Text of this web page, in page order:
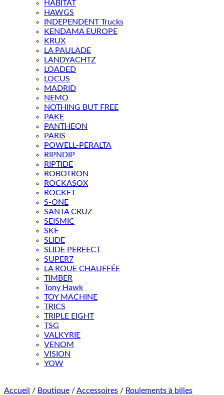
HABITAT
HAWGS
INDEPENDENT Trucks
KENDAMA EUROPE
KRUX
LA PAULADE
LANDYACHTZ
LOADED
LOCUS
MADRID
NEMO
NOTHING BUT FREE
PAKE
PANTHEON
PARIS
POWELL-PERALTA
RIPNDIP
RIPTIDE
ROBOTRON
ROCKASOX
ROCKET
S-ONE
SANTA CRUZ
SEISMIC
SKF
SLIDE
SLIDE PERFECT
SUPER7
LA ROUE CHAUFFÉE
TIMBER
Tony Hawk
TOY MACHINE
TRICS
TRIPLE EIGHT
TSG
VALKYRIE
VENOM
VISION
YOW
Accueil / Boutique /Accessoires / Roulements à billes